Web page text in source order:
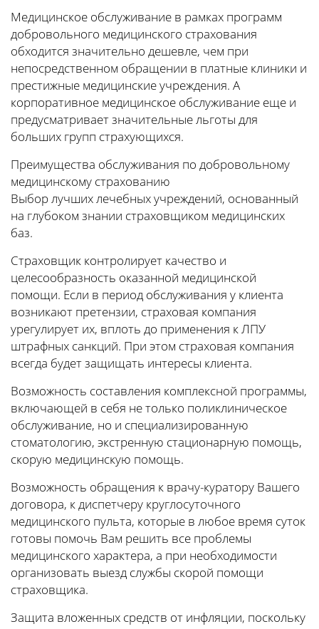
Медицинское обслуживание в рамках программ
добровольного медицинского страхования
обходится значительно дешевле, чем при
непосредственном обращении в платные клиники и
престижные медицинские учреждения. А
корпоративное медицинское обслуживание еще и
предусматривает значительные льготы для
больших групп страхующихся.
Преимущества обслуживания по добровольному
медицинскому страхованию
Выбор лучших лечебных учреждений, основанный
на глубоком знании страховщиком медицинских
баз.
Страховщик контролирует качество и
целесообразность оказанной медицинской
помощи. Если в период обслуживания у клиента
возникают претензии, страховая компания
урегулирует их, вплоть до применения к ЛПУ
штрафных санкций. При этом страховая компания
всегда будет защищать интересы клиента.
Возможность составления комплексной программы,
включающей в себя не только поликлиническое
обслуживание, но и специализированную
стоматологию, экстренную стационарную помощь,
скорую медицинскую помощь.
Возможность обращения к врачу-куратору Вашего
договора, к диспетчеру круглосуточного
медицинского пульта, которые в любое время суток
готовы помочь Вам решить все проблемы
медицинского характера, а при необходимости
организовать выезд службы скорой помощи
страховщика.
Защита вложенных средств от инфляции, поскольку